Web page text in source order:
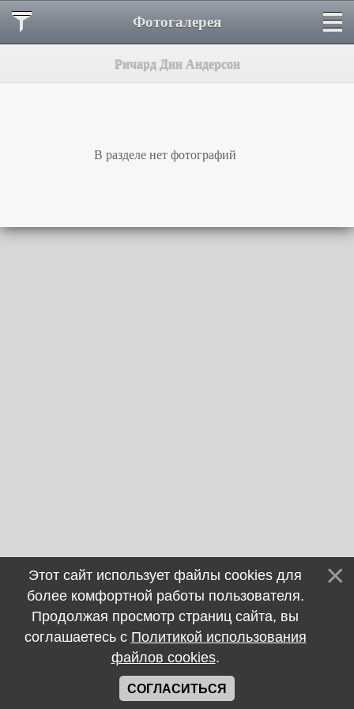
Фотогалерея
Ричард Дин Андерсон
В разделе нет фотографий
Этот сайт использует файлы cookies для
более комфортной работы пользователя.
Продолжая просмотр страниц сайта, вы
соглашаетесь с Политикой использования
файлов cookies.
СОГЛАСИТЬСЯ